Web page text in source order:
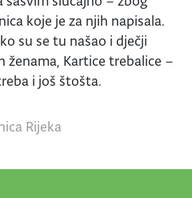
koje je za njih napisala.
su se tu našao i dječji
ženama, Kartice trebalice –
i još štošta.
Rijeka